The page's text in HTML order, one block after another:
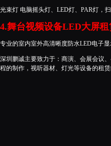
光束灯 电脑摇头灯、LED灯、PAR灯，
4.舞台视频设备LED大屏租
专业的室内室外高清晰度防水LED电
深圳鹏诚主要致力于：商演、会展会议
程的制作，视听器材、灯光等设备的租